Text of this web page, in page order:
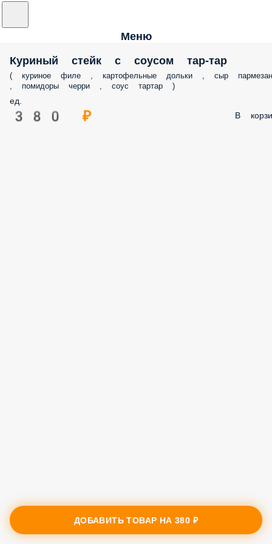
Меню
Куриный стейк с соусом тар-тар
( куриное филе , картофельные дольки , сыр пармезан
, помидоры черри , соус тартар )
ед.
380 ₽ В
ДОБАВИТЬ ТОВАР НА380 ₽